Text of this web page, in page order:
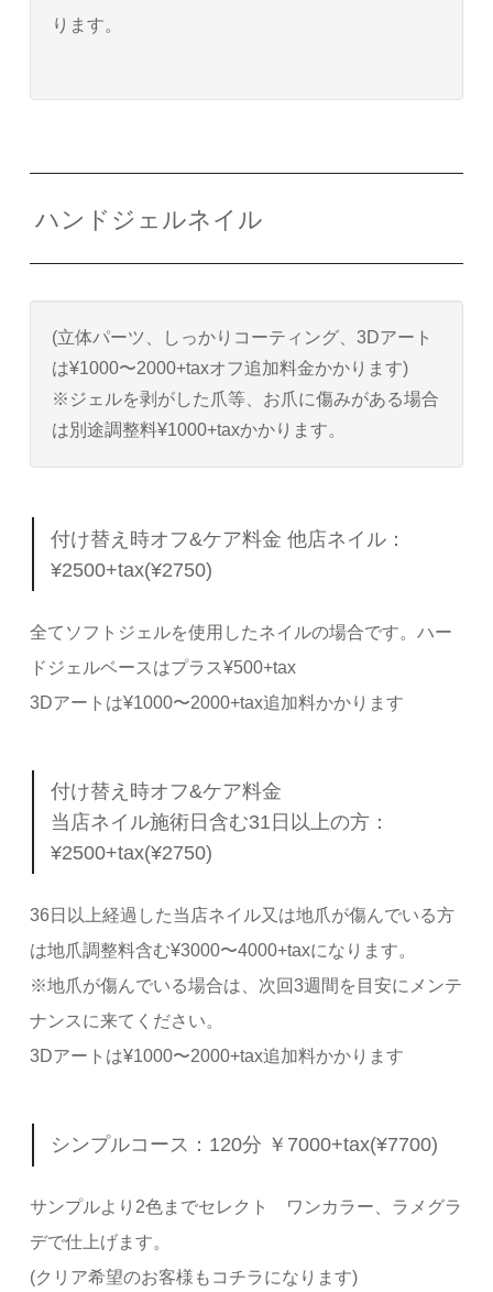
ります。
ハンドジェルネイル
(立体パーツ、しっかりコーティング、3Dアート
は¥1000〜2000+taxオフ追加料金かかります)
※ジェルを剥がした爪等、お爪に傷みがある場合
は別途調整料¥1000+taxかかります。
付け替え時オフ&ケア料金 他店ネイル：
¥2500+tax(¥2750)
全てソフトジェルを使用したネイルの場合です。ハー
ドジェルベースはプラス¥500+tax
3Dアートは¥1000〜2000+tax追加料かかります
付け替え時オフ&ケア料金
当店ネイル施術日含む31日以上の方：
¥2500+tax(¥2750)
36日以上経過した当店ネイル又は地爪が傷んでいる方
は地爪調整料含む¥3000〜4000+taxになります。
※地爪が傷んでいる場合は、次回3週間を目安にメンテ
ナンスに来てください。
3Dアートは¥1000〜2000+tax追加料かかります
シンプルコース：120分 ￥7000+tax(¥7700)
サンプルより2色までセレクト ワンカラー、ラメグラ
デで仕上げます。
(クリア希望のお客様もコチラになります)